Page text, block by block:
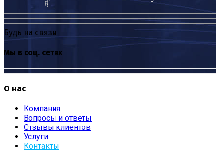
Будь на связи
Мы в соц. сетях
О нас
Компания
Вопросы и ответы
Отзывы клиентов
Услуги
Контакты